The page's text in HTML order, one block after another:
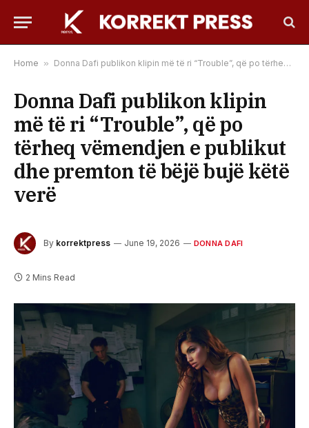
Home » Donna Dafi publikon klipin më të ri “Trouble”, që po tërheq vëmendjen e publikut dhe premton të bëjë bujë këtë verë
Donna Dafi publikon klipin
më të ri “Trouble”, që po
tërheq vëmendjen e publikut
dhe premton të bëjë bujë këtë
verë
By korrektpress June 19, 2026 DONNA DAFI
2 Mins Read